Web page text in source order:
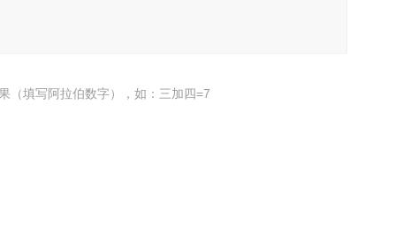
（填写阿拉伯数字），如：三加四=7